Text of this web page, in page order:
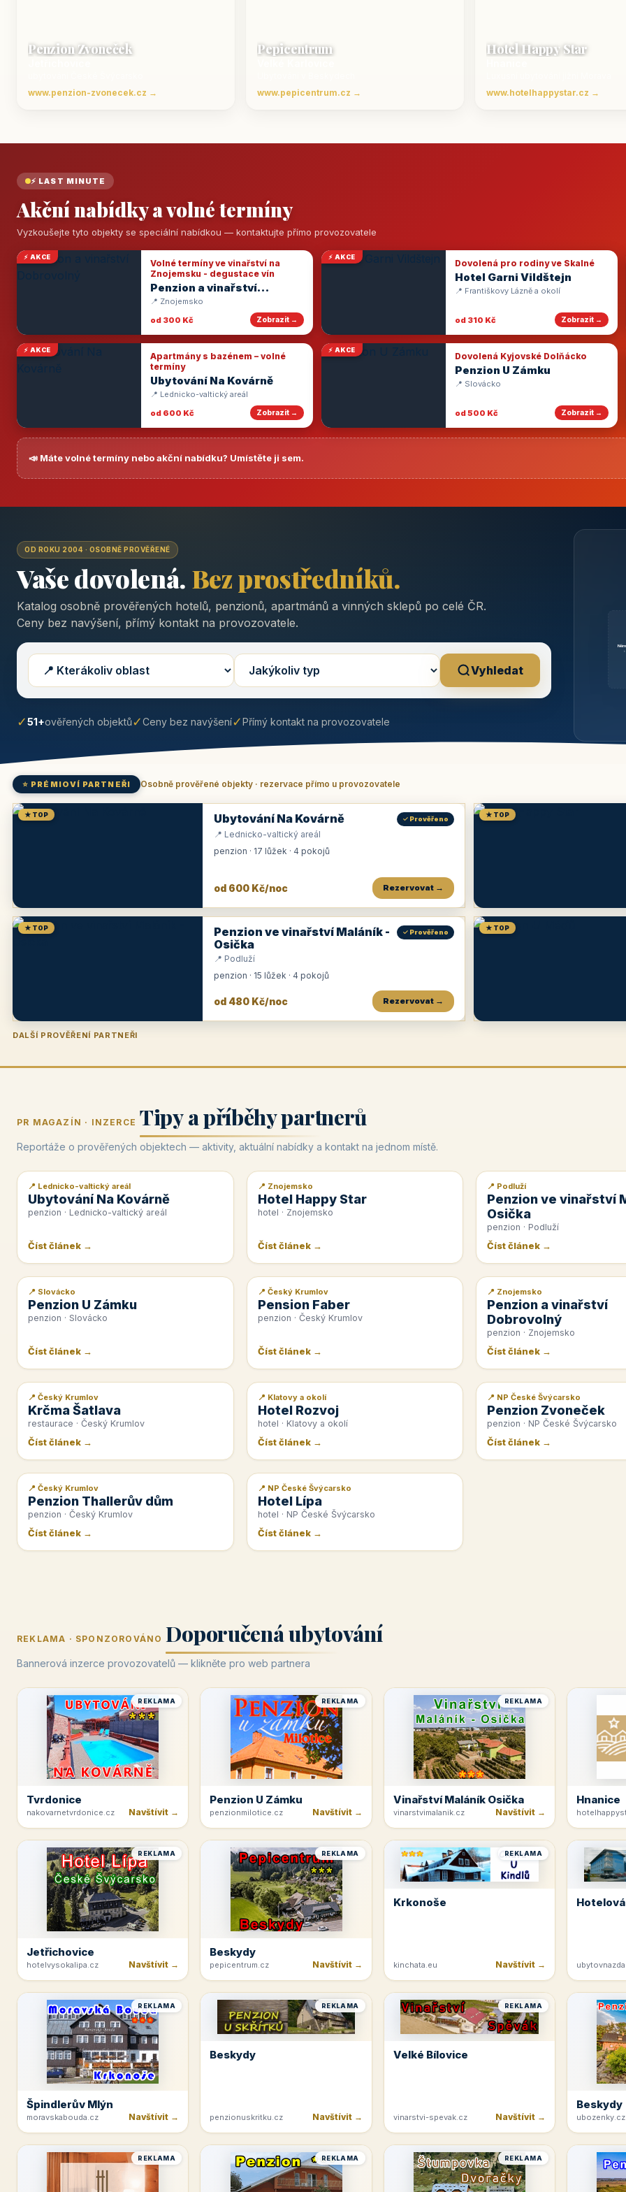
Penzion Zvoneček
www.penzion-zvonecek.cz →
Pepicentrum
www.pepicentrum.cz →
Hotel Happy Star
www.hotelhappystar.cz →
⚡ LAST MINUTE
Akční nabídky a volné termíny
Vyzkoušejte tyto objekty se speciální nabídkou — kontaktujte přímo provozovatele
⚡ AKCE
Volné termíny ve vinařství na
Znojemsku - degustace vín
Penzion a vinařství
Dobrovolný
📍 Znojemsko
od 300 Kč
Zobrazit →
⚡ AKCE
Dovolená pro rodiny ve Skalné
Hotel Garni Vildštejn
📍 Františkovy Lázně a okolí
od 310 Kč Zobrazit →
⚡ AKCE
Apartmány s bazénem – volné
termíny
Ubytování Na Kovárně
📍 Lednicko-valtický areál
od 600 Kč
Zobrazit →
⚡ AKCE
Dovolená Kyjovské Dolňácko
Penzion U Zámku
📍 Slovácko
od 500 Kč Zobrazit →
📣 Máte volné termíny nebo akční nabídku? Umístěte ji sem.
OD ROKU 2004 · OSOBNĚ PROVĚŘENÉ
Vaše dovolená. Bez prostředníků.
Katalog osobně prověřených hotelů, penzionů, apartmánů a vinných sklepů po celé ČR.
Ceny bez navýšení, přímý kontakt na provozovatele.
Vyhledat
✓51+ověřených objektů✓Ceny bez navýšení✓Přímý kontakt na provozovatele
⭐ PRÉMIOVÍ PARTNEŘI Osobně prověřené objekty · rezervace přímo u provozovatele
★ TOP Ubytování Na Kovárně ✓ Prověřeno
📍 Lednicko-valtický areál
penzion · 17 lůžek · 4 pokojů
od 600 Kč/noc Rezervovat →
★ TOP
★ TOP
Penzion ve vinařství Maláník -
Osička
✓ Prověřeno
📍 Podluží
penzion · 15 lůžek · 4 pokojů
od 480 Kč/noc Rezervovat →
★ TOP
DALŠÍ PROVĚŘENÍ PARTNEŘI
Penzion U Zámku Pension Faber
PR MAGAZÍN · INZERCE Tipy a příběhy partnerů
Reportáže o prověřených objektech — aktivity, aktuální nabídky a kontakt na jednom místě.
📰 PR článek
📍 Lednicko-valtický areál
Ubytování Na Kovárně
penzion · Lednicko-valtický areál
Číst článek →
📰 PR článek
📍 Znojemsko
Hotel Happy Star
hotel · Znojemsko
Číst článek →
📰 PR článek
📍 Podluží
Penzion ve vinařství
Osička
penzion · Podluží
Číst článek →
📰 PR článek
📍 Slovácko
Penzion U Zámku
penzion · Slovácko
Číst článek →
📰 PR článek
📍 Český Krumlov
Pension Faber
penzion · Český Krumlov
Číst článek →
📰 PR článek
📍 Znojemsko
Penzion a vinařství
Dobrovolný
penzion · Znojemsko
Číst článek →
📰 PR článek
📍 Český Krumlov
Krčma Šatlava
restaurace · Český Krumlov
Číst článek →
📰 PR článek
📍 Klatovy a okolí
Hotel Rozvoj
hotel · Klatovy a okolí
Číst článek →
📰 PR článek
📍 NP České Švýcarsko
Penzion Zvoneček
penzion · NP České Švýcarsko
Číst článek →
📰 PR článek
📍 Český Krumlov
Penzion Thallerův dům
penzion · Český Krumlov
Číst článek →
📰 PR článek
📍 NP České Švýcarsko
Hotel Lípa
hotel · NP České Švýcarsko
Číst článek →
REKLAMA · SPONZOROVÁNO Doporučená ubytování
Bannerová inzerce provozovatelů — klikněte pro web partnera
REKLAMA
Tvrdonice
nakovarnetvrdonice.cz Navštívit →
REKLAMA
Penzion U Zámku
penzionmilotice.cz Navštívit →
REKLAMA
Vinařství Maláník Osička
vinarstvimalanik.cz Navštívit →
Hnanice
REKLAMA
Jetřichovice
hotelvysokalipa.cz Navštívit →
REKLAMA
Beskydy
pepicentrum.cz Navštívit →
REKLAMA
Krkonoše
kinchata.eu Navštívit →
REKLAMA
Špindlerův Mlýn
moravskabouda.cz Navštívit →
REKLAMA
Beskydy
penzionuskritku.cz Navštívit →
REKLAMA
Velké Bílovice
vinarstvi-spevak.cz Navštívit →
Beskydy
ubozenky.cz
REKLAMA REKLAMA REKLAMA